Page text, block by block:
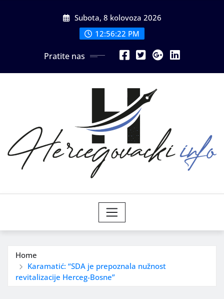
Subota, 8 kolovoza 2026
12:56:24 PM
Pratite nas
Home
Karamatić: “SDA je prepoznala nužnost
revitalizacije Herceg-Bosne”